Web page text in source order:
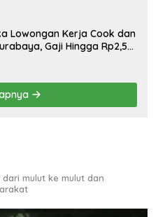
Lowongan Kerja Cook dan
Gaji Hingga Rp2,5
mulut ke mulut dan